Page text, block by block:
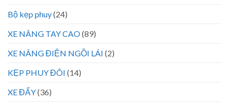
Bộ kẹp phuy(24)
XE NÂNG TAY CAO(89)
XE NÂNG ĐIỆN NGỒI LÁI (2)
KẸP PHUY ĐÔI (14)
XE ĐẨY(36)